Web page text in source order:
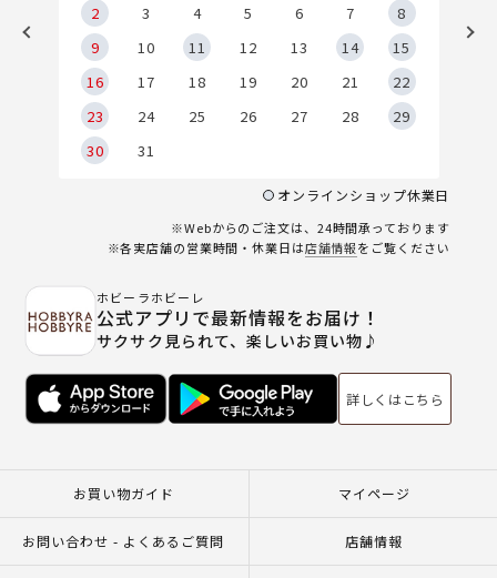
2
3 4 5 6 7
8
9
10 11 12 13 14
15
16
17 18 19 20 21
22
23
24 25 26 27 28
29
30
31
オンラインショップ休業日
※Webからのご注文は、24時間承っております
※各実店舗の営業時間・休業日は店舗情報をご覧ください
ホビーラホビーレ
公式アプリで最新情報をお届け！
サクサク見られて、楽しいお買い物♪
詳しくはこちら
お買い物ガイド マイページ
お問い合わせ - よくあるご質問 店舗情報